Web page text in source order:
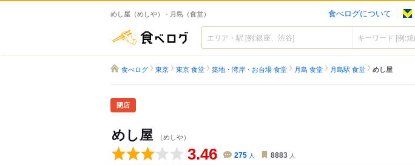
めし屋（めしや） - 月島（食堂） 食べログについて
食べログ
食べログ 東京 東京 食堂 築地・湾岸・お台場 食堂 月島 食堂 月島駅 食堂 めし屋
閉店
めし屋 （めしや）
3.46 275 人 8883 人